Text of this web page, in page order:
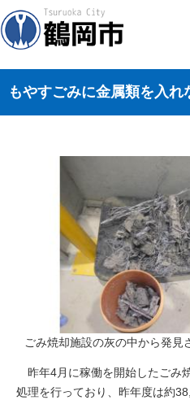
もやすごみに金属類を入れ
ごみ焼却施設の灰の中から発見
昨年4月に稼働を開始したごみ
処理を行っており、昨年度は約